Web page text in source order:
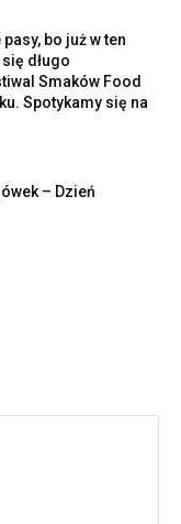
bo już w ten
długo
Smaków Food
Spotykamy się na
– Dzień